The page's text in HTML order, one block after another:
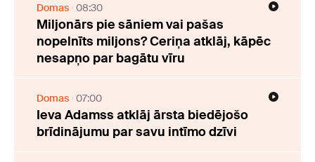
Domas 08:30
Miljonārs pie sāniem vai pašas
nopelnīts miljons? Ceriņa atklāj, kāpēc
nesapņo par bagātu vīru
Domas 07:00
Ieva Adamss atklāj ārsta biedējošo
brīdinājumu par savu intīmo dzīvi